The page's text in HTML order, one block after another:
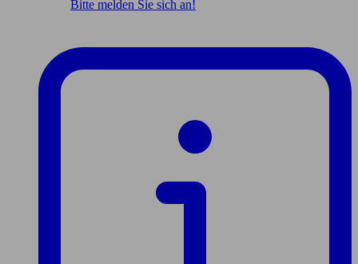
Bitte melden Sie sich an!